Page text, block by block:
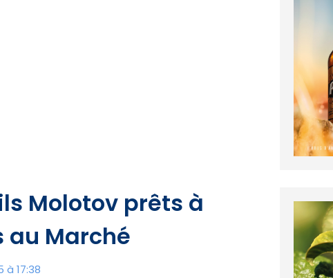
Molotov prêts à
au Marché
à 17:38